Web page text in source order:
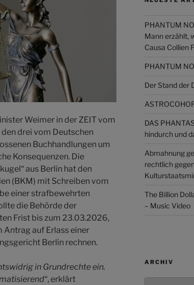
Weimer in der ZEIT vom
drei vom Deutschen
Buchhandlungen um
Konsequenzen. Die
aus Berlin hat den
(BKM) mit Schreiben vom
einer strafbewehrten
die Behörde der
Frist bis zum 23.03.2026,
Antrag auf Erlass einer
Berlin rechnen.
in Grundrechte ein.
“, erklärt
PHANTUM
Mann erzählt,
Causa Collien
PHANTUM
Der Stand der
DAS
hindurch und
Abmahnung
rechtlich
The Billion
– Music Video
ARCHIV